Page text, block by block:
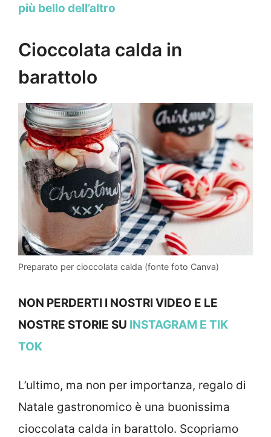
più bello dell’altro
Cioccolata calda in
barattolo
Preparato per cioccolata calda (fonte foto Canva)
NON PERDERTI I NOSTRI VIDEO E LE
NOSTRE STORIE SU INSTAGRAM E TIK
TOK
L’ultimo, ma non per importanza, regalo di
Natale gastronomico è una buonissima
cioccolata calda in barattolo. Scopriamo